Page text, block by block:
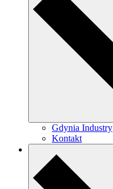
Gdynia Industry
Kontakt